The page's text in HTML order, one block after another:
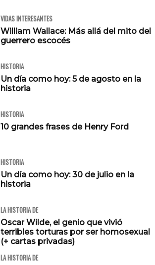
VIDAS INTERESANTES
William Wallace: Más allá del mito del
guerrero escocés
HISTORIA
Un día como hoy: 5 de agosto en la
historia
HISTORIA
10 grandes frases de Henry Ford
HISTORIA
Un día como hoy: 30 de julio en la
historia
LA HISTORIA DE
Oscar Wilde, el genio que vivió
terribles torturas por ser homosexual
(+ cartas privadas)
LA HISTORIA DE